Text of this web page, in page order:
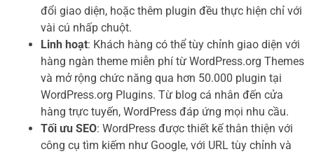
đổi giao diện, hoặc thêm plugin đều thực hiện chỉ với
vài cú nhấp chuột.
Linh hoạt: Khách hàng có thể tùy chỉnh giao diện với
hàng ngàn theme miễn phí từ WordPress.org Themes
và mở rộng chức năng qua hơn 50.000 plugin tại
WordPress.org Plugins. Từ blog cá nhân đến cửa
hàng trực tuyến, WordPress đáp ứng mọi nhu cầu.
Tối ưu SEO: WordPress được thiết kế thân thiện với
công cụ tìm kiếm như Google, với URL tùy chỉnh và